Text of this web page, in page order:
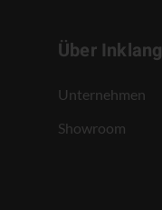
Über Inklang
Unternehmen
Showroom